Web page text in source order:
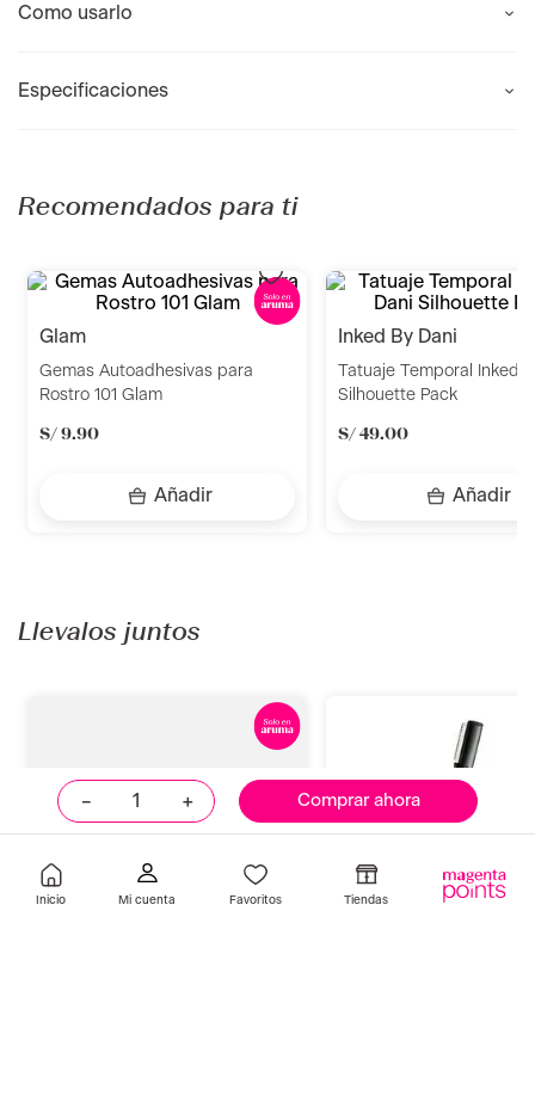
Inicio Favoritos Tiendas
＋
－ Comprar ahora
Como usarlo
Especificaciones
Recomendados para ti
Rostro 101 Glam
Añadir
Llevalos juntos